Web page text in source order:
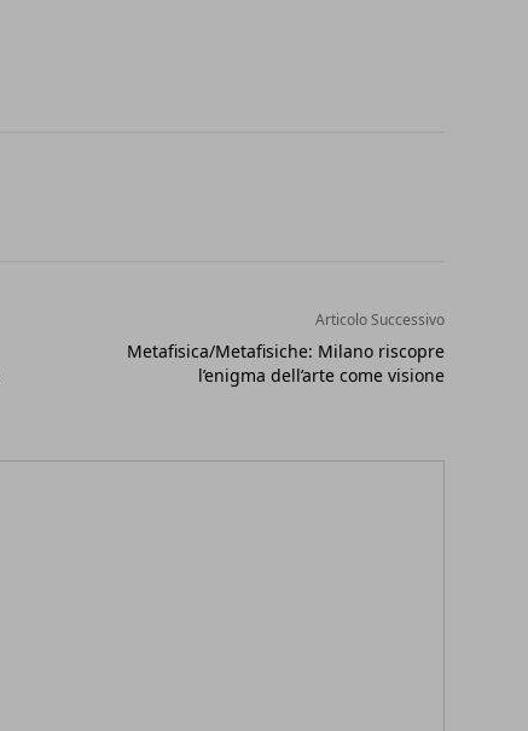
Articolo Successivo
Metafisica/Metafisiche: Milano riscopre
l’enigma dell’arte come visione